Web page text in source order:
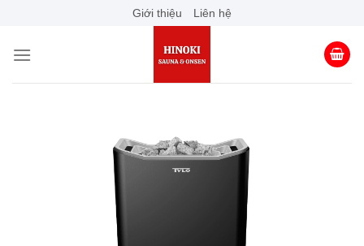
content
Giới thiệu Liên hệ